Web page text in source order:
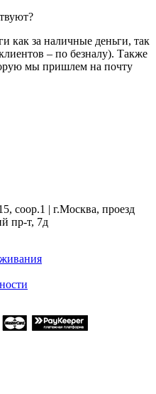
как за наличные деньги, так
– по безналу). Также
мы пришлем на почту
соор.1 | г.Москва, проезд
пр-т, 7д